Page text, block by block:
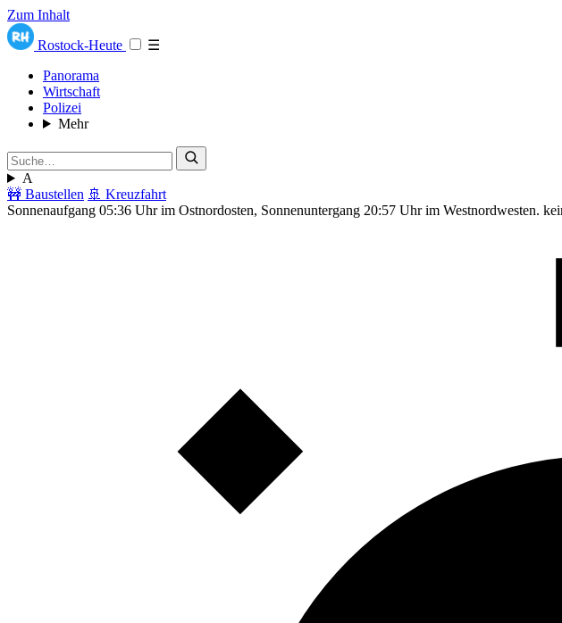
Zum Inhalt
Rostock-Heute
☰
Panorama
Wirtschaft
Polizei
Mehr
A
🚧 Baustellen 🚢 Kreuzfahrt
Sonnenaufgang 05:36 Uhr im Ostnordosten, Sonnenuntergang 20:57 Uhr im Westnordwesten.